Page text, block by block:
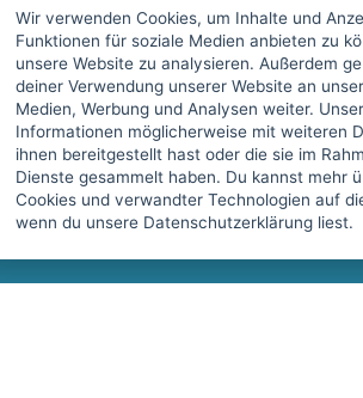
Marktplatz
Kontakt
Preise Marktplatz
FAQ Marktplatz
Über uns
Werbebuchungen
Rechtliches
Impressum
AGB
Datenschutz
Sicherheit
Top-Inserat
Wir verwenden Cookies, um Inhalte und
Funktionen für soziale Medien anbieten zu
unsere Website zu analysieren. Außerdem
deiner Verwendung unserer Website an
Medien, Werbung und Analysen weiter.
Informationen möglicherweise mit weiteren
ihnen bereitgestellt hast oder die sie im
Dienste gesammelt haben. Du kannst mehr
Cookies und verwandter Technologien auf
wenn du unsere Datenschutzerklärung liest.